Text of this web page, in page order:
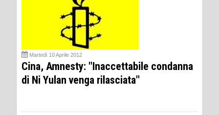
Martedì 10 Aprile 2012
Cina, Amnesty: "Inaccettabile condanna
di Ni Yulan venga rilasciata"